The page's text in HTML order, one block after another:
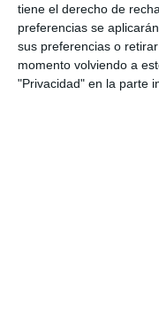
tiene el derecho de
preferencias se
sus preferencias o
momento volviendo a
"Privacidad" en la parte